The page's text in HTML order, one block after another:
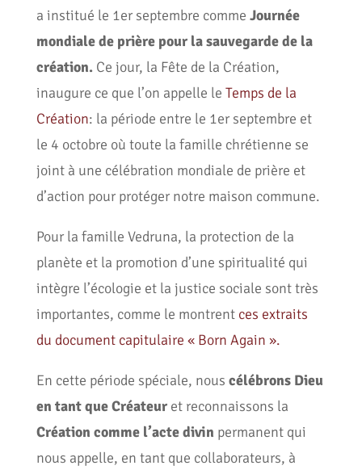
a institué le 1er septembre comme Journée
mondiale de prière pour la sauvegarde de la
création.Ce jour, la Fête de la Création,
inaugure ce que l’on appelle le Temps de la
Création: la période entre le 1er septembre et
le 4 octobre où toute la famille chrétienne se
joint à une célébration mondiale de prière et
d’action pour protéger notre maison commune.
Pour la famille Vedruna, la protection de la
planète et la promotion d’une spiritualité qui
intègre l’écologie et la justice sociale sont très
importantes, comme le montrent ces extraits
du document capitulaire « Born Again ».
En cette période spéciale, nous célébrons Dieu
en tant que Créateuret reconnaissons la
Création comme l’acte divin permanent qui
nous appelle, en tant que collaborateurs, à